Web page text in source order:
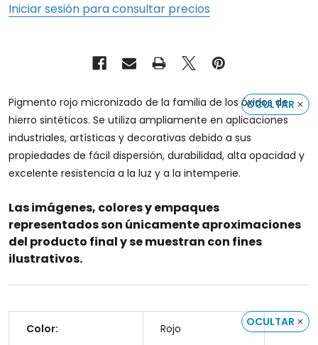
Iniciar sesión para consultar precios
OCULTAR
Pigmento rojo micronizado de la familia de los óxidos de
hierro sintéticos. Se utiliza ampliamente en aplicaciones
industriales, artísticas y decorativas debido a sus
propiedades de fácil dispersión, durabilidad, alta opacidad y
excelente resistencia a la luz y a la intemperie.
Las imágenes, colores y empaques
representados son únicamente aproximaciones
del producto final y se muestran con fines
ilustrativos.
OCULTAR
Color: Rojo